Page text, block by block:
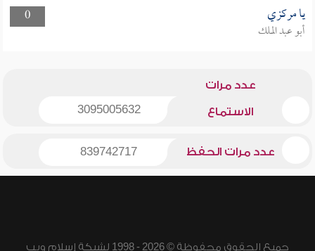
0
يا مركزي
أبو عبد الملك
عدد مرات
الاستماع 3095005632
عدد مرات الحفظ 839742717
جميع الحقوق محفوظة © 2026 - 1998 لشبكة إسلام ويب